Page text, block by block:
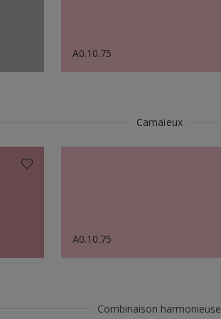
A0.10.75
Camaïeux
A0.10.75
Combinaison harmonieuse